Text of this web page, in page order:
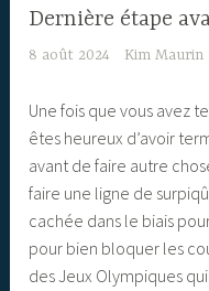
Dernière étape
8 août 2024 Kim Maurin
Une fois que vous avez
êtes heureux d’avoir
avant de faire autre
faire une ligne de
cachée dans le biais
pour bien bloquer les
des Jeux Olympiques